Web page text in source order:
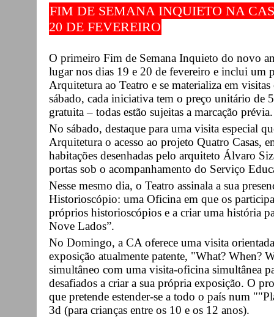
FIM DE SEMANA INQUIETO NA
20 DE FEVEREIRO
O primeiro Fim de Semana Inquieto do novo
lugar nos dias 19 e 20 de fevereiro e inclui um
Arquitetura ao Teatro e se materializa em
sábado, cada iniciativa tem o preço unitário de
gratuita – todas estão sujeitas a marcação prévia.
No sábado, destaque para uma visita especial
Arquitetura o acesso ao projeto Quatro Casas,
habitações desenhadas pelo arquiteto Álvaro
portas sob o acompanhamento do Serviço
Nesse mesmo dia, o Teatro assinala a sua
Historioscópio: uma Oficina em que os
próprios historioscópios e a criar uma história
Nove Lados”.
No Domingo, a CA oferece uma visita
exposição atualmente patente, "What? When?
simultâneo com uma visita-oficina simultânea
desafiados a criar a sua própria exposição. O
que pretende estender-se a todo o país num
3d (para crianças entre os 10 e os 12 anos).